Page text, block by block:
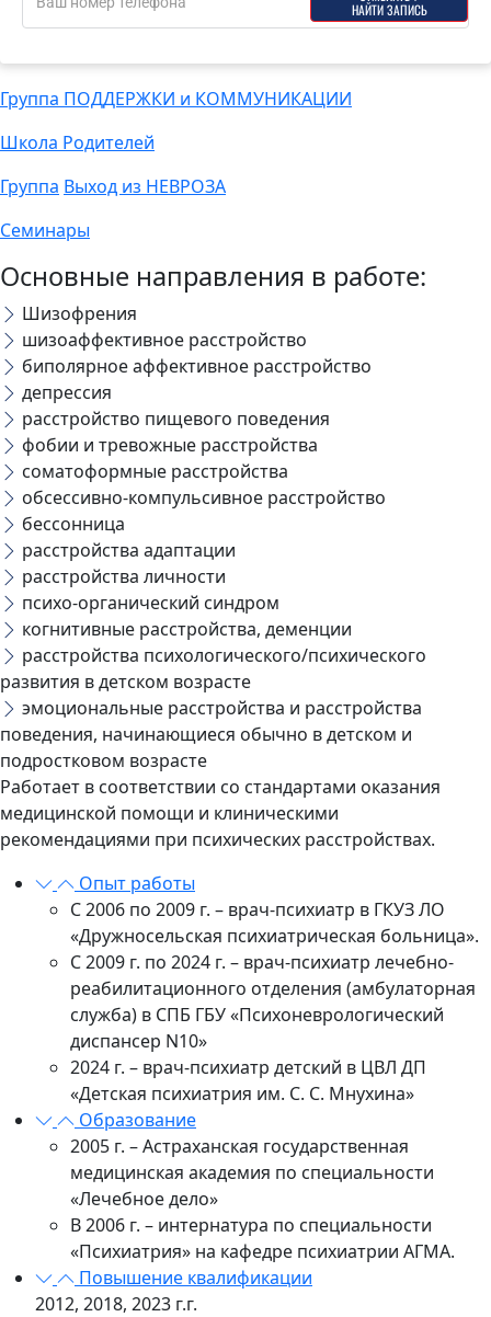
НАЙТИ ЗАПИСЬ
Группа ПОДДЕРЖКИ и КОММУНИКАЦИИ
Школа Родителей
Группа Выход из НЕВРОЗА
Семинары
Основные направления в работе:
Шизофрения
шизоаффективное расстройство
⁠биполярное аффективное расстройство
депрессия
⁠расстройство пищевого поведения
⁠фобии и тревожные расстройства
⁠соматоформные расстройства
обсессивно-компульсивное расстройство
бессонница
расстройства адаптации
расстройства личности
психо-органический синдром
⁠когнитивные расстройства, деменции
⁠расстройства психологического/психического
развития в детском возрасте
⁠эмоциональные расстройства и расстройства
поведения, начинающиеся обычно в детском и
подростковом возрасте
Работает в соответствии со стандартами оказания
медицинской помощи и клиническими
рекомендациями при психических расстройствах.
Опыт работы
С 2006 по 2009 г. – врач-психиатр в ГКУЗ ЛО
«Дружносельская психиатрическая больница».
С 2009 г. по 2024 г. – врач-психиатр лечебно-
реабилитационного отделения (амбулаторная
служба) в СПБ ГБУ «Психоневрологический
диспансер N10»
2024 г. – врач-психиатр детский в ЦВЛ ДП
«Детская психиатрия им. С. С. Мнухина»
Образование
2005 г. – Астраханская государственная
медицинская академия по специальности
«Лечебное дело»
В 2006 г. – интернатура по специальности
«Психиатрия» на кафедре психиатрии АГМА.
Повышение квалификации
2012, 2018, 2023 г.г.